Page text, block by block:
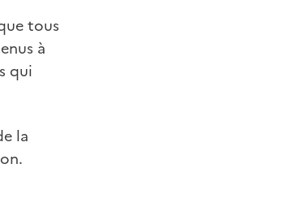
tous
à
qui
la